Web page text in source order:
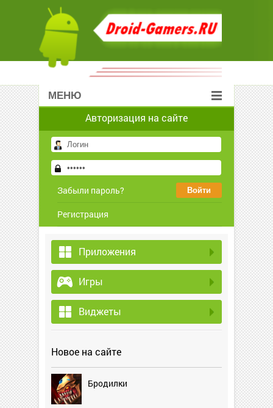
МЕНЮ
Авторизация на сайте
Забыли пароль?
Регистрация
Приложения
Игры
Виджеты
Новое на сайте
Бродилки